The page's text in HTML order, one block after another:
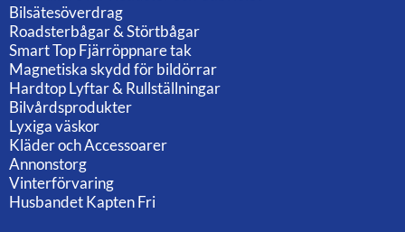
Bilsätesöverdrag
Roadsterbågar & Störtbågar
Smart Top Fjärröppnare tak
Magnetiska skydd för bildörrar
Hardtop Lyftar & Rullställningar
Bilvårdsprodukter
Lyxiga väskor
Kläder och Accessoarer
Annonstorg
Vinterförvaring
Husbandet Kapten Fri